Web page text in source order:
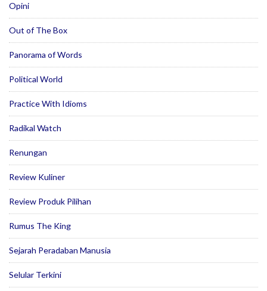
Opini
Out of The Box
Panorama of Words
Political World
Practice With Idioms
Radikal Watch
Renungan
Review Kuliner
Review Produk Pilihan
Rumus The King
Sejarah Peradaban Manusia
Selular Terkini